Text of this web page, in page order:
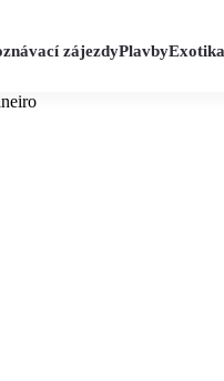
zájezdyPlavbyExotika